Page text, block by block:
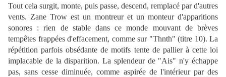
Tout cela surgit, monte, puis passe, descend, remplacé par d'autres
vents. Zane Trow est un montreur et un monteur d'apparitions
sonores : rien de stable dans ce monde mouvant de brèves
tempêtes frappées d'effacement, comme sur "Thnth" (titre 10). La
répétition parfois obsédante de motifs tente de pallier à cette loi
implacable de la disparition. La splendeur de "Ais" n'y échappe
pas, sans cesse diminuée, comme aspirée de l'intérieur par des